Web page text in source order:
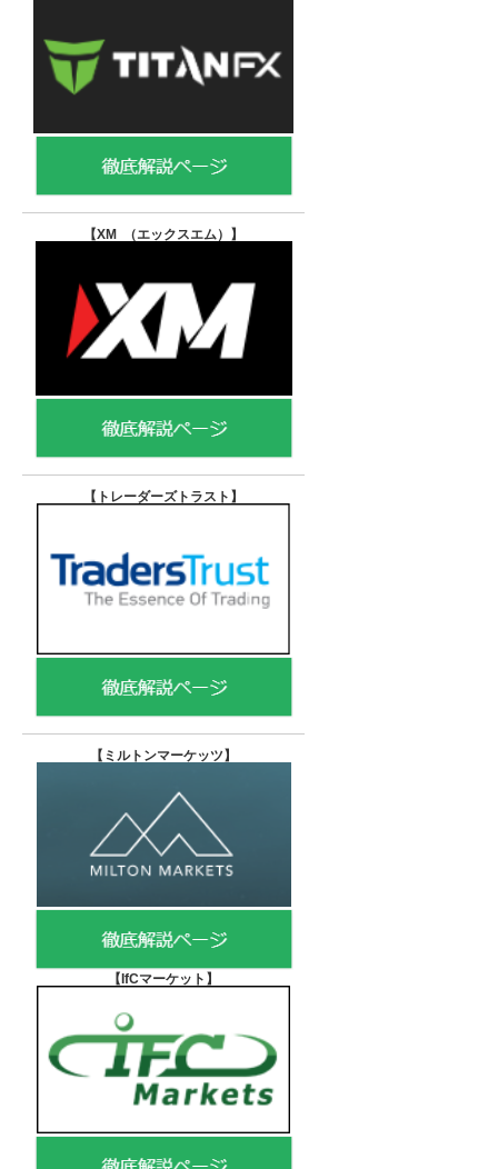
【XM （エックスエム） 】
【トレーダーズトラスト 】
【 ミルトンマーケッツ】
【IfCマーケット 】